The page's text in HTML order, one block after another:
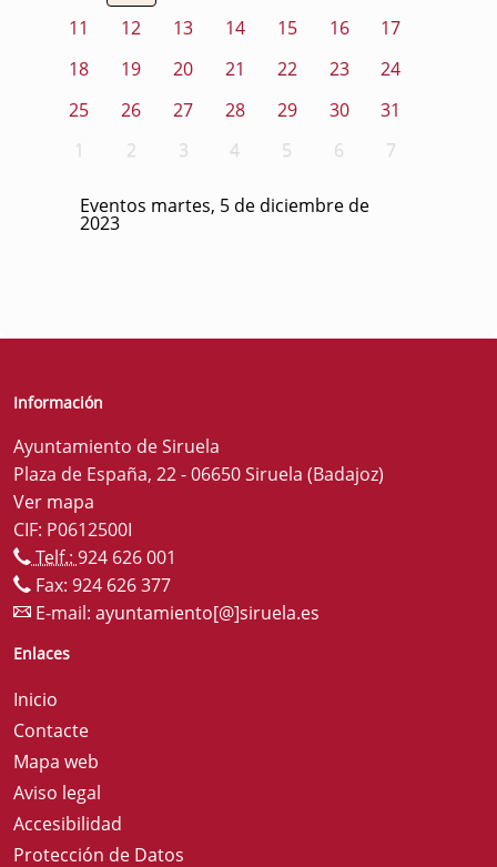
11
12 13 14 15 16
17
18
19 20 21 22 23
24
25
26 27 28 29 30
31
1
2 3 4 5 6 7
Eventos martes, 5 de diciembre de
2023
Información
Ayuntamiento de Siruela
Plaza de España, 22 - 06650 Siruela (Badajoz)
Ver mapa
CIF: P0612500I
Telf.: 924 626 001
Fax: 924 626 377
E-mail: ayuntamiento[@]siruela.es
Enlaces
Inicio
Contacte
Mapa web
Aviso legal
Accesibilidad
Protección de Datos